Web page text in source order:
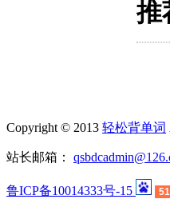
推
Copyright © 2013 轻松背单词
站长邮箱：
鲁ICP备10014333号-15